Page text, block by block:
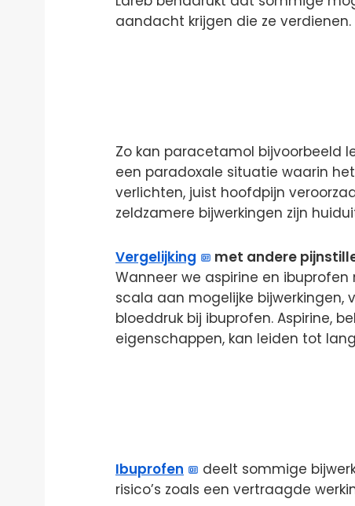
aandacht krijgen die ze verdienen.
Zo kan paracetamol bijvoorbeeld
een paradoxale situatie waarin
verlichten, juist hoofdpijn
zeldzamere bijwerkingen zijn
Vergelijking
met andere
Wanneer we aspirine en
scala aan mogelijke
bloeddruk bij ibuprofen. Aspirine,
eigenschappen, kan leiden tot
Ibuprofen
deelt sommige
risico’s zoals een vertraagde